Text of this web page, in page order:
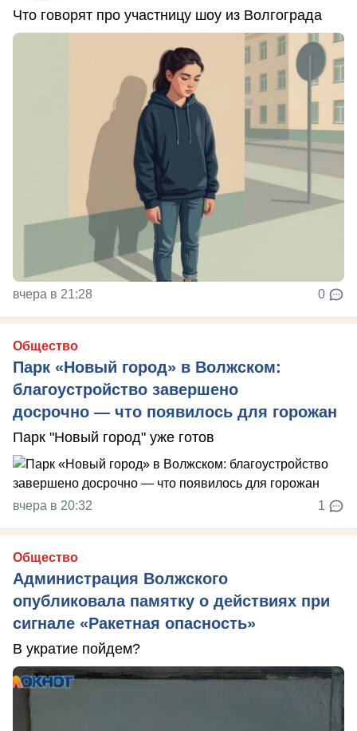
Что говорят про участницу шоу из Волгограда
вчера в 21:28 0
Общество
Парк «Новый город» в Волжском:
благоустройство завершено
досрочно — что появилось для горожан
Парк "Новый город" уже готов
вчера в 20:32 1
Общество
Администрация Волжского
опубликовала памятку о действиях при
сигнале «Ракетная опасность»
В укратие пойдем?